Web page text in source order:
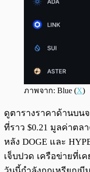
ภาพจาก: Blue (X)
ดูตารางราคาด้านบนจ
ที่ราว $0.21 มูลค่าตล
หลัง DOGE และ
เจ็บปวด เครือข่ายที่เ